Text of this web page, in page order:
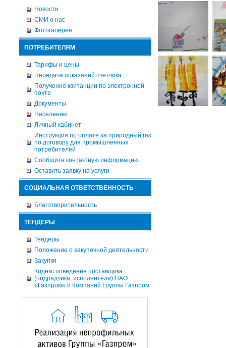
Новости
СМИ о нас
Фотогалерея
ПОТРЕБИТЕЛЯМ
Тарифы и цены
Передача показаний счетчика
Получение квитанции по электронной
почте
Документы
Населению
Личный кабинет
Инструкция по оплате за природный газ
по договору для промышленных
потребителей
Сообщите контактную информацию
Оставить заявку на услуги
СОЦИАЛЬНАЯ ОТВЕТСТВЕННОСТЬ
Благотворительность
ТЕНДЕРЫ
Тендеры
Положение о закупочной деятельности
Закупки
Кодекс поведения поставщика
(подрядчика, исполнителя) ПАО
«Газпром» и Компаний Группы Газпром